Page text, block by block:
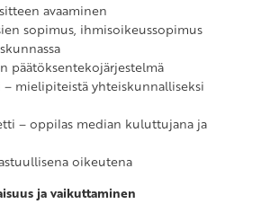
avaaminen
sopimus, ihmisoikeussopimus
päätöksentekojärjestelmä
– mielipiteistä yhteiskunnalliseksi
– oppilas median kuluttujana ja
oikeutena
ja vaikuttaminen